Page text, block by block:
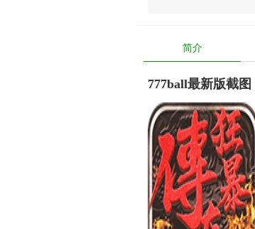
简介
777ball最新版截图